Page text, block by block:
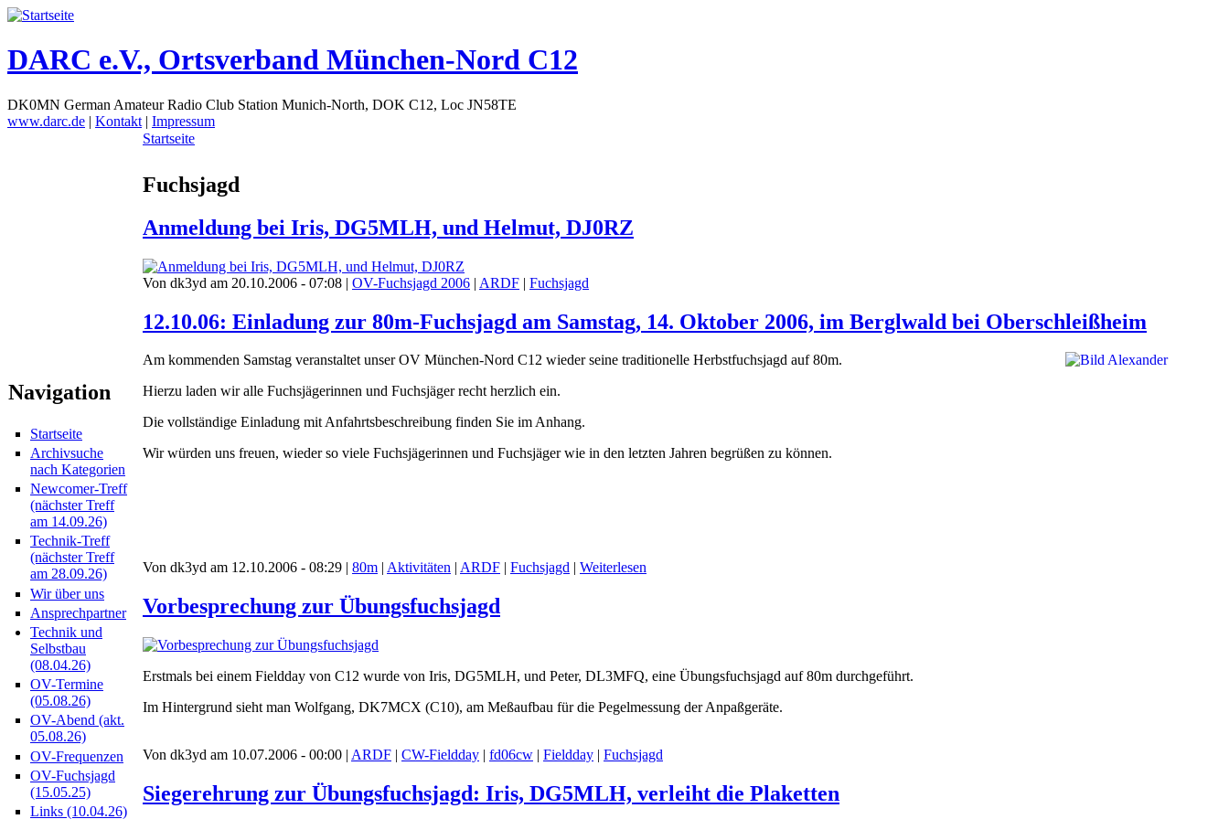
DARC e.V., Ortsverband München-Nord C12
DK0MN German Amateur Radio Club Station Munich-North, DOK C12, Loc JN58TE
www.darc.de | Kontakt | Impressum
Navigation
Startseite
Archivsuche
nach Kategorien
Newcomer-Treff
(nächster Treff
am 14.09.26)
Technik-Treff
(nächster Treff
am 28.09.26)
Wir über uns
Ansprechpartner
Technik und
Selbstbau
(08.04.26)
OV-Termine
(05.08.26)
OV-Abend (akt.
05.08.26)
OV-Frequenzen
OV-Fuchsjagd
(15.05.25)
Links (10.04.26)
Startseite
Fuchsjagd
Anmeldung bei Iris, DG5MLH, und Helmut, DJ0RZ
Von dk3yd am 20.10.2006 - 07:08 | OV-Fuchsjagd 2006 | ARDF | Fuchsjagd
12.10.06: Einladung zur 80m-Fuchsjagd am Samstag, 14. Oktober 2006, im Berglwald bei Oberschleißheim
Am kommenden Samstag veranstaltet unser OV München-Nord C12 wieder seine traditionelle Herbstfuchsjagd auf 80m.
Hierzu laden wir alle Fuchsjägerinnen und Fuchsjäger recht herzlich ein.
Die vollständige Einladung mit Anfahrtsbeschreibung finden Sie im Anhang.
Wir würden uns freuen, wieder so viele Fuchsjägerinnen und Fuchsjäger wie in den letzten Jahren begrüßen zu können.
Von dk3yd am 12.10.2006 - 08:29 | 80m | Aktivitäten | ARDF | Fuchsjagd | Weiterlesen
Vorbesprechung zur Übungsfuchsjagd
Erstmals bei einem Fieldday von C12 wurde von Iris, DG5MLH, und Peter, DL3MFQ, eine Übungsfuchsjagd auf 80m durchgeführt.
Im Hintergrund sieht man Wolfgang, DK7MCX (C10), am Meßaufbau für die Pegelmessung der Anpaßgeräte.
Von dk3yd am 10.07.2006 - 00:00 | ARDF | CW-Fieldday | fd06cw | Fieldday | Fuchsjagd
Siegerehrung zur Übungsfuchsjagd: Iris, DG5MLH, verleiht die Plaketten